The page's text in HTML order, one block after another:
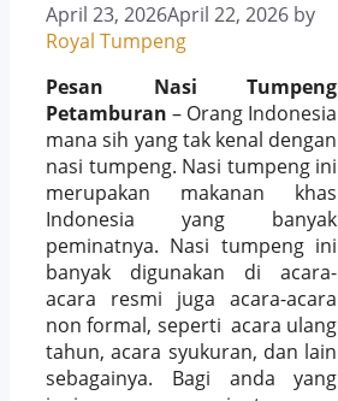
April 23, 2026April 22, 2026 by
Royal Tumpeng
Pesan Nasi Tumpeng
Petamburan – Orang Indonesia
mana sih yang tak kenal dengan
nasi tumpeng. Nasi tumpeng ini
merupakan makanan khas
Indonesia yang banyak
peminatnya. Nasi tumpeng ini
banyak digunakan di acara-
acara resmi juga acara-acara
non formal, seperti acara ulang
tahun, acara syukuran, dan lain
sebagainya. Bagi anda yang